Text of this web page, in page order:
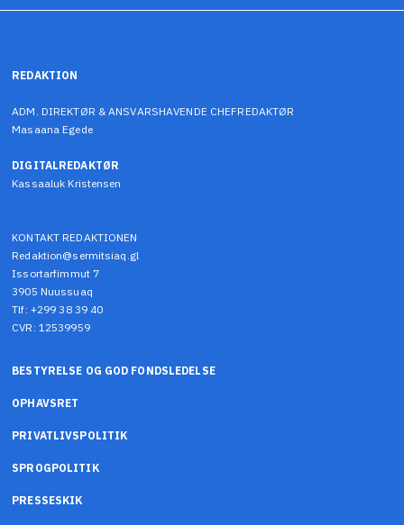
REDAKTION
ADM. DIREKTØR & ANSVARSHAVENDE CHEFREDAKTØR
Masaana Egede
DIGITALREDAKTØR
Kassaaluk Kristensen
KONTAKT REDAKTIONEN
Redaktion@sermitsiaq.gl
Issortarfimmut 7
3905 Nuussuaq
Tlf: +299 38 39 40
CVR: 12539959
BESTYRELSE OG GOD FONDSLEDELSE
OPHAVSRET
PRIVATLIVSPOLITIK
SPROGPOLITIK
PRESSESKIK